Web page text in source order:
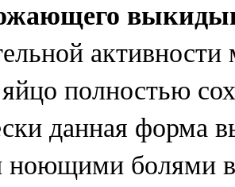
полностью
данная форма
ноющими болями